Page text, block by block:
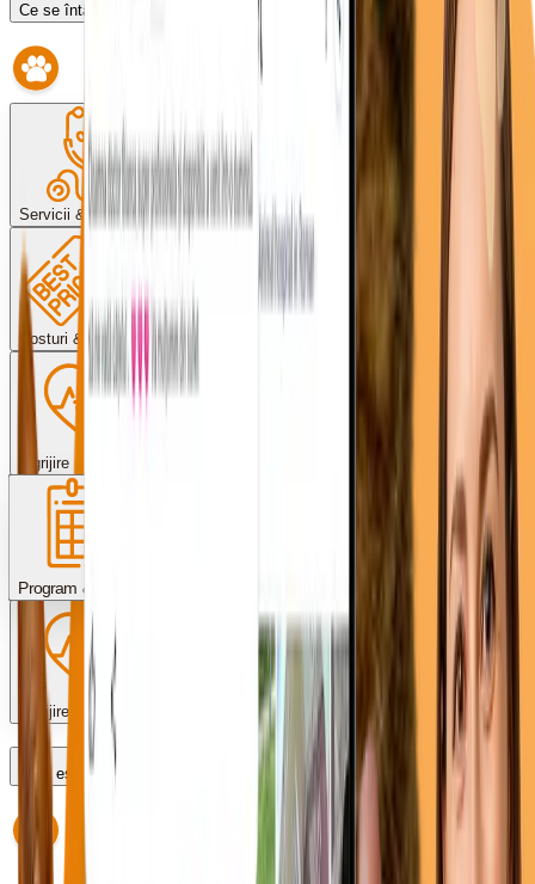
Ce se întâmplă dacă întârzii?
Servicii & proceduri
Costuri & plată
Îngrijire post-operator
Program & programări
Îngrijire post-operator
Care este programul?